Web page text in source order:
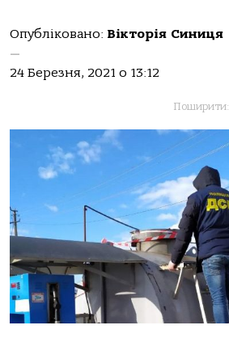
Опубліковано: Вікторія Синиця
—
24 Березня, 2021 о 13:12
Поширити: